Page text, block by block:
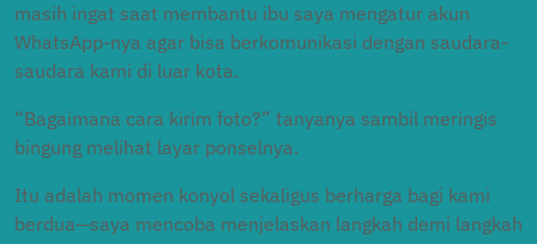
masih ingat saat membantu ibu saya mengatur akun
WhatsApp-nya agar bisa berkomunikasi dengan saudara-
saudara kami di luar kota.
“Bagaimana cara kirim foto?” tanyanya sambil meringis
bingung melihat layar ponselnya.
Itu adalah momen konyol sekaligus berharga bagi kami
berdua—saya mencoba menjelaskan langkah demi langkah